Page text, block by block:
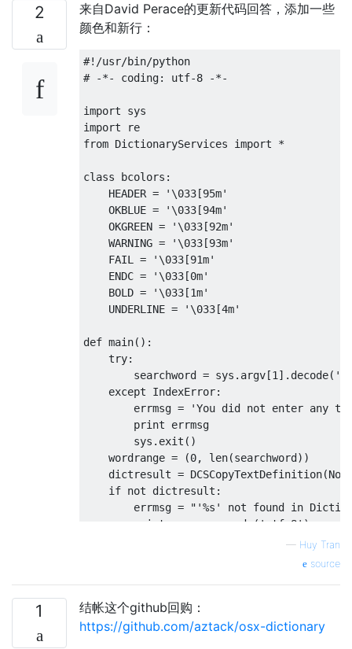
2
来自David Perace的更新代码回答，添加一些
颜色和新行：
#!/usr/bin/python
# -*- coding: utf-8 -*-
import sys
import re
from DictionaryServices import *
class bcolors:
    HEADER = '\033[95m'
    OKBLUE = '\033[94m'
    OKGREEN = '\033[92m'
    WARNING = '\033[93m'
    FAIL = '\033[91m'
    ENDC = '\033[0m'
    BOLD = '\033[1m'
    UNDERLINE = '\033[4m'
def main():
    try:
searchword =
    except IndexError:
errmsg = 'You did not enter any
        print errmsg
        sys.exit()
    wordrange = (0, len(searchword))
dictresult =
    if not dictresult:
errmsg = "'%s' not found in
        print errmsg.encode('utf-8')
result = re.sub(r'• ', '\n   ' +
result =
— Huy Tran
source
1
结帐这个github回购：
https://github.com/aztack/osx-dictionary